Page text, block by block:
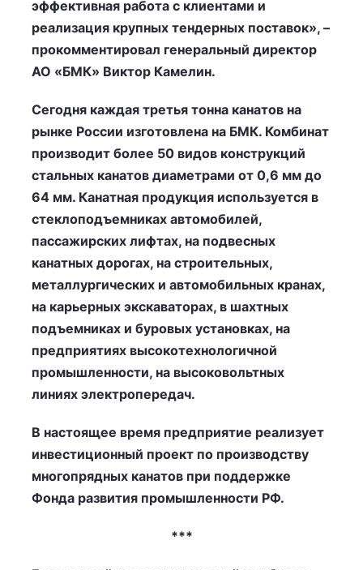
эффективная работа с клиентами и
реализация крупных тендерных поставок», –
прокомментировал генеральный директор
АО «БМК» Виктор Камелин.
Сегодня каждая третья тонна канатов на
рынке России изготовлена на БМК. Комбинат
производит более 50 видов конструкций
стальных канатов диаметрами от 0,6 мм до
64 мм. Канатная продукция используется в
стеклоподъемниках автомобилей,
пассажирских лифтах, на подвесных
канатных дорогах, на строительных,
металлургических и автомобильных кранах,
на карьерных экскаваторах, в шахтных
подъемниках и буровых установках, на
предприятиях высокотехнологичной
промышленности, на высоковольтных
линиях электропередач.
В настоящее время предприятие реализует
инвестиционный проект по производству
многопрядных канатов при поддержке
Фонда развития промышленности РФ.
***